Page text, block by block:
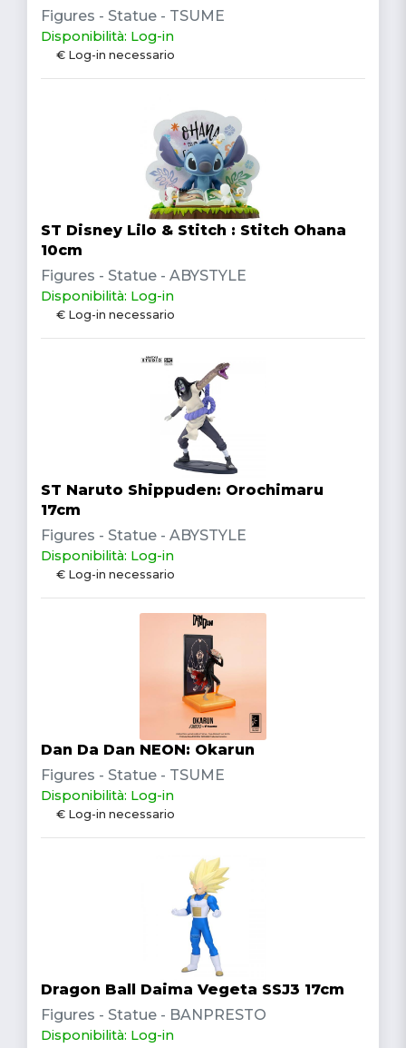
Figures - Statue - TSUME
Disponibilità: Log-in
€ Log-in necessario
ST Disney Lilo & Stitch : Stitch Ohana
10cm
Figures - Statue - ABYSTYLE
Disponibilità: Log-in
€ Log-in necessario
ST Naruto Shippuden: Orochimaru
17cm
Figures - Statue - ABYSTYLE
Disponibilità: Log-in
€ Log-in necessario
Dan Da Dan NEON: Okarun
Figures - Statue - TSUME
Disponibilità: Log-in
€ Log-in necessario
Dragon Ball Daima Vegeta SSJ3 17cm
Figures - Statue - BANPRESTO
Disponibilità: Log-in